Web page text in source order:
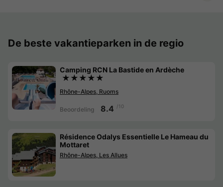
De beste vakantieparken in de regio
Camping RCN La Bastide en Ardèche
★★★★★
Rhône-Alpes, Ruoms
Beoordeling 8.4 /10
Résidence Odalys Essentielle Le Hameau du
Mottaret
Rhône-Alpes, Les Allues